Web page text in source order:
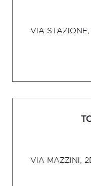
VIA
VIA MAZZINI,